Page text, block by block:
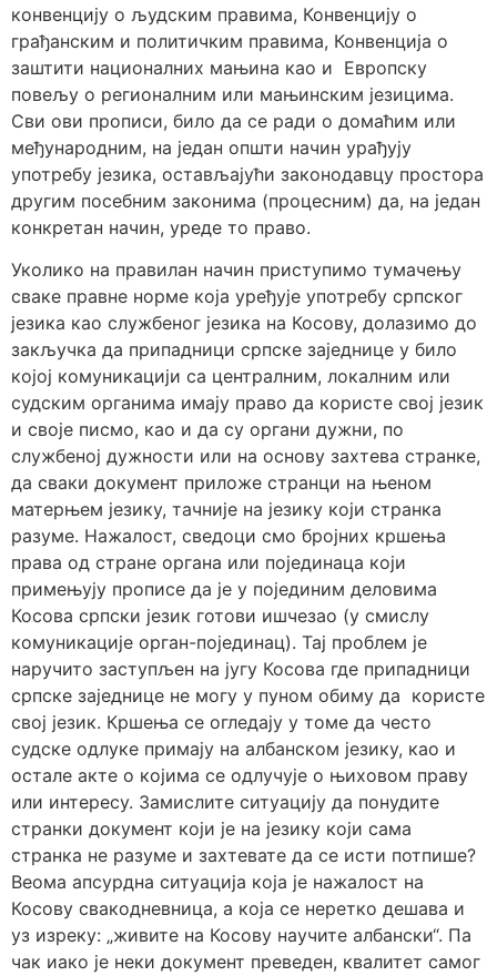
конвенцију о људским правима, Конвенцију о
грађанским и политичким правима, Конвенција о
заштити националних мањина као и Европску
повељу о регионалним или мањинским језицима.
Сви ови прописи, било да се ради о домаћим или
међународним, на један општи начин урађују
употребу језика, остављајући законодавцу простора
другим посебним законима (процесним) да, на један
конкретан начин, уреде то право.
Уколико на правилан начин приступимо тумачењу
сваке правне норме која уређује употребу српског
језика као службеног језика на Косову, долазимо до
закључка да припадници српске заједнице у било
којој комуникацији са централним, локалним или
судским органима имају право да користе свој језик
и своје писмо, као и да су органи дужни, по
службеној дужности или на основу захтева странке,
да сваки документ приложе странци на њеном
матерњем језику, тачније на језику који странка
разуме. Нажалост, сведоци смо бројних кршења
права од стране органа или појединаца који
примењују прописе да је у појединим деловима
Косова српски језик готови ишчезао (у смислу
комуникације орган-појединац). Тај проблем је
наручито заступљен на југу Косова где припадници
српске заједнице не могу у пуном обиму да користе
свој језик. Кршења се огледају у томе да често
судске одлуке примају на албанском језику, као и
остале акте о којима се одлучује о њиховом праву
или интересу. Замислите ситуацију да понудите
странки документ који је на језику који сама
странка не разуме и захтевате да се исти потпише?
Веома апсурдна ситуација која је нажалост на
Косову свакодневница, а која се неретко дешава и
уз изреку: „живите на Косову научите албански“. Па
чак иако је неки документ преведен, квалитет самог